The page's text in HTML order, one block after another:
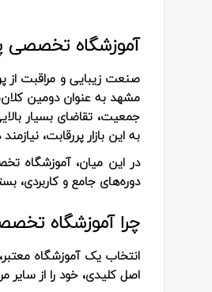
آموزشگاه تخصصی
صنعت زیبایی و مراقبت از
مشهد به عنوان دومین
جمعیت، تقاضای بسیار
به این بازار پررقابت،
در این میان، آموزشگاه
دوره‌های جامع و کاربردی،
چرا آموزشگاه
انتخاب یک آموزشگاه
اصل کلیدی، خود را از سایر